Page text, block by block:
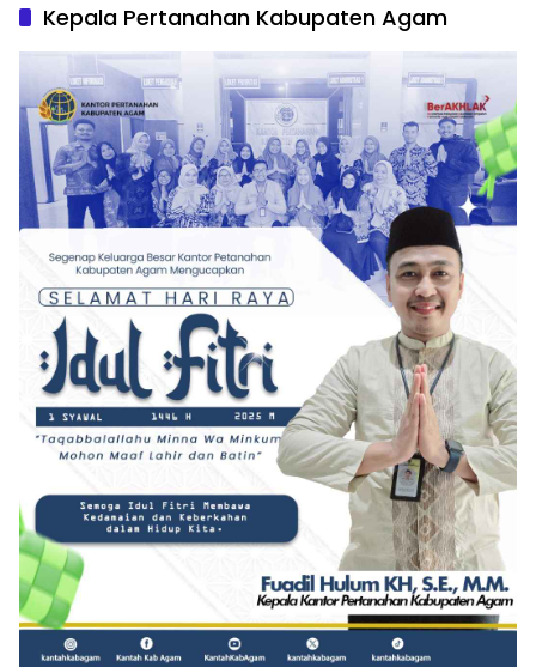
Kepala Pertanahan Kabupaten Agam